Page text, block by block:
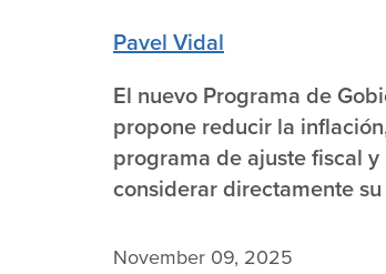
Pavel Vidal
El nuevo Programa de
propone reducir la
programa de ajuste fiscal
considerar directamente
November 09, 2025